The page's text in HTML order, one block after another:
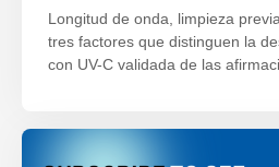
Longitud de onda, limpieza
tres factores que distinguen la
con UV-C validada de las